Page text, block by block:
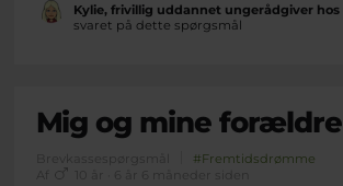
Kylie, frivillig uddannet ungerådgiver hos
svaret på dette spørgsmål
Mig og mine forældre
Brevkassespørgsmål
#Fremtidsdrømme
Af